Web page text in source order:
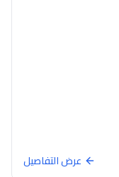
عرض التفاصيل